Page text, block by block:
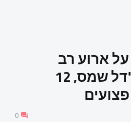
ארוע רב
נפגעים: במג'דל שמס, 12
0